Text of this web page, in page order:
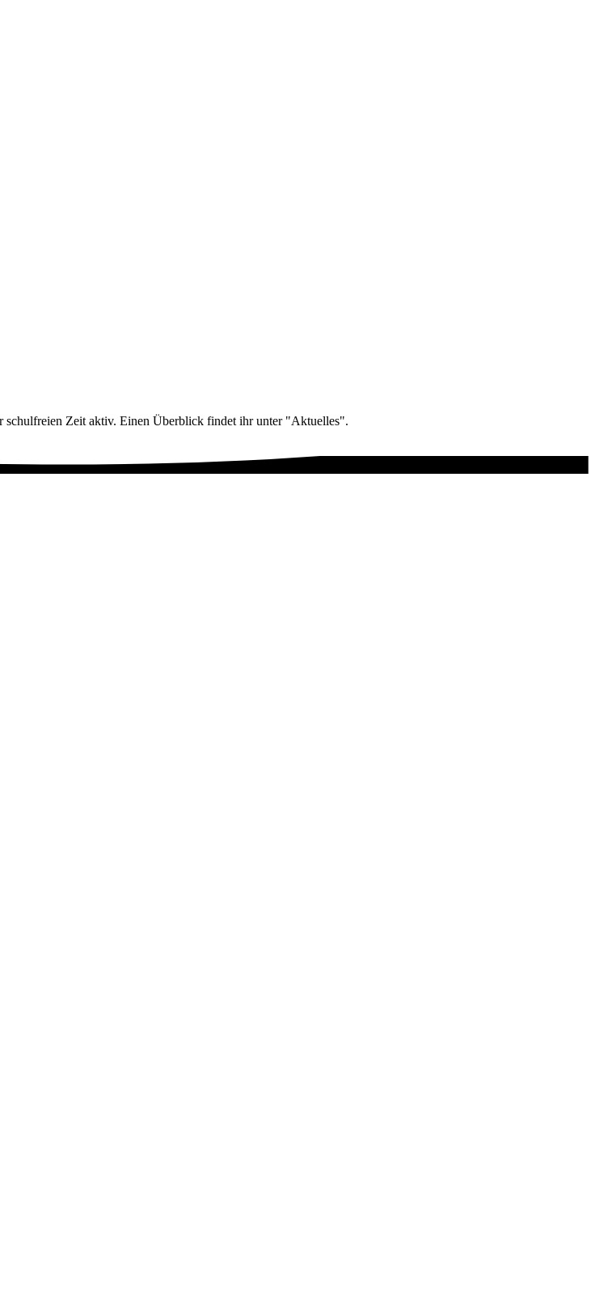
schulfreien Zeit aktiv. Einen Überblick findet ihr unter "Aktuelles".